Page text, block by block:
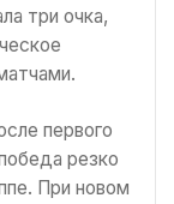
три очка,
первого
резко
При новом